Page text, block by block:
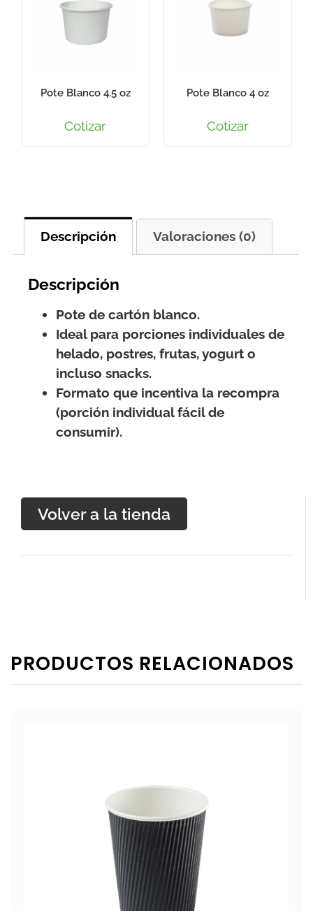
Volver a la tienda
Pote Blanco 4.5 oz
Cotizar
Pote Blanco 4 oz
Cotizar
Descripción Valoraciones (0)
Descripción
Pote de cartón blanco.
Ideal para porciones individuales de
helado, postres, frutas, yogurt o
incluso snacks.
Formato que incentiva la recompra
(porción individual fácil de
consumir).
PRODUCTOS RELACIONADOS